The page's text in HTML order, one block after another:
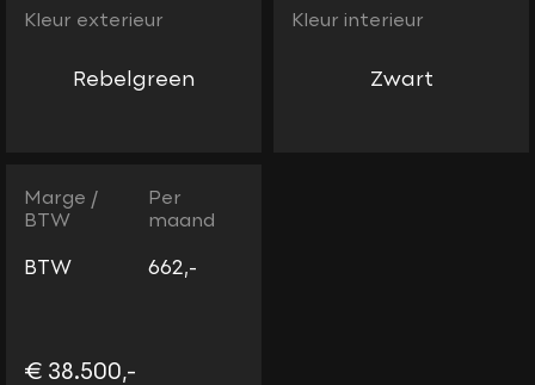
Kleur exterieur
Rebelgreen
Kleur interieur
Zwart
Marge /
BTW
BTW
Per
maand
662,-
€ 38.500,-